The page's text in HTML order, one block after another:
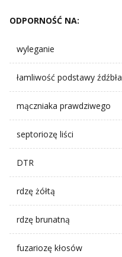
ODPORNOŚĆ NA:
wyleganie
łamliwość podstawy źdźbła
mączniaka prawdziwego
septoriozę liści
DTR
rdzę żółtą
rdzę brunatną
fuzariozę kłosów